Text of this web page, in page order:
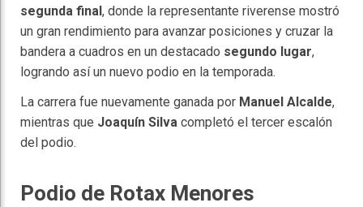
segunda final, donde la representante riverense mostró
un gran rendimiento para avanzar posiciones y cruzar la
bandera a cuadros en un destacado segundo lugar,
logrando así un nuevo podio en la temporada.
La carrera fue nuevamente ganada por Manuel Alcalde,
mientras que Joaquín Silva completó el tercer escalón
del podio.
Podio de Rotax Menores